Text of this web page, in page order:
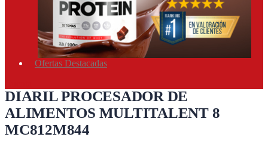
Ofertas Destacadas
DIARIL PROCESADOR DE
ALIMENTOS MULTITALENT 8
MC812M844